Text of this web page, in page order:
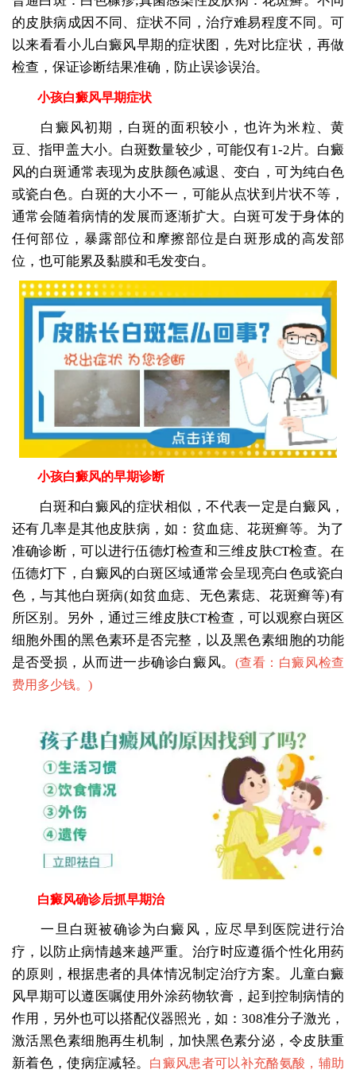
的皮肤病成因不同、症状不同，治疗难易程度不同。可
以来看看小儿白癜风早期的症状图，先对比症状，再做
检查，保证诊断结果准确，防止误诊误治。
小孩白癜风早期症状
白癜风初期，白斑的面积较小，也许为米粒、黄
豆、指甲盖大小。白斑数量较少，可能仅有1-2片。白癜
风的白斑通常表现为皮肤颜色减退、变白，可为纯白色
或瓷白色。白斑的大小不一，可能从点状到片状不等，
通常会随着病情的发展而逐渐扩大。白斑可发于身体的
任何部位，暴露部位和摩擦部位是白斑形成的高发部
位，也可能累及黏膜和毛发变白。
小孩白癜风的早期诊断
白斑和白癜风的症状相似，不代表一定是白癜风，
还有几率是其他皮肤病，如：贫血痣、花斑癣等。为了
准确诊断，可以进行伍德灯检查和三维皮肤CT检查。在
伍德灯下，白癜风的白斑区域通常会呈现亮白色或瓷白
色，与其他白斑病(如贫血痣、无色素痣、花斑癣等)有
所区别。另外，通过三维皮肤CT检查，可以观察白斑区
细胞外围的黑色素环是否完整，以及黑色素细胞的功能
是否受损，从而进一步确诊白癜风。 (查看：白癜风检查
费用多少钱。 )
白癜风确诊后抓早期治
一旦白斑被确诊为白癜风，应尽早到医院进行治
疗，以防止病情越来越严重。治疗时应遵循个性化用药
的原则，根据患者的具体情况制定治疗方案。儿童白癜
风早期可以遵医嘱使用外涂药物软膏，起到控制病情的
作用，另外也可以搭配仪器照光，如：308准分子激光，
激活黑色素细胞再生机制，加快黑色素分泌，令皮肤重
新着色，使病症减轻。 白癜风患者可以补充酪氨酸，辅助